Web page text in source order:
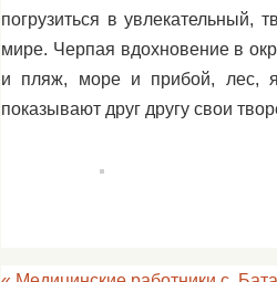
погрузиться в увлекательный,
мире. Черпая вдохновение в
и пляж, море и прибой, лес,
показывают друг другу свои